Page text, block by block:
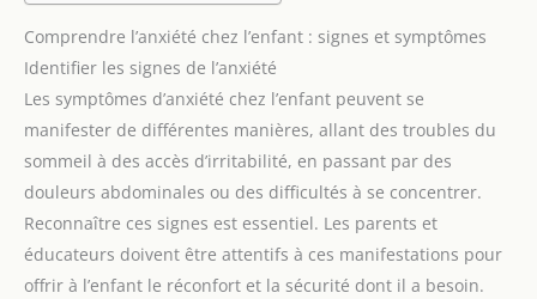
Comprendre l’anxiété chez l’enfant : signes et symptômes
Identifier les signes de l’anxiété
Les symptômes d’anxiété chez l’enfant peuvent se
manifester de différentes manières, allant des troubles du
sommeil à des accès d’irritabilité, en passant par des
douleurs abdominales ou des difficultés à se concentrer.
Reconnaître ces signes est essentiel. Les parents et
éducateurs doivent être attentifs à ces manifestations pour
offrir à l’enfant le réconfort et la sécurité dont il a besoin.